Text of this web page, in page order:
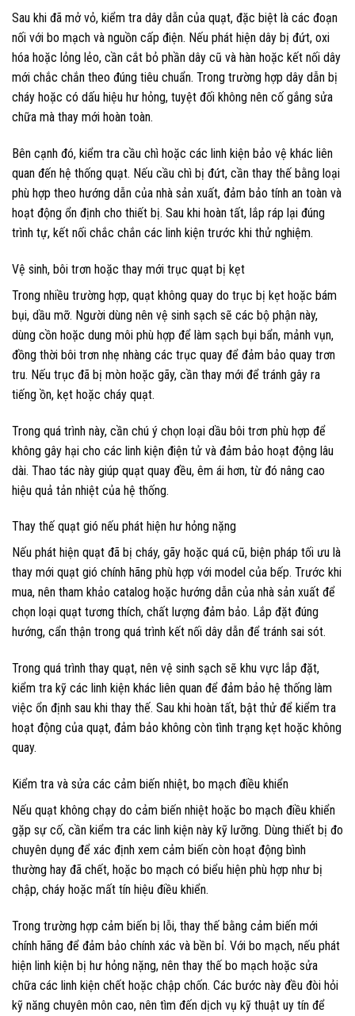
Sau khi đã mở vỏ, kiểm tra dây dẫn của quạt, đặc biệt là các đoạn
nối với bo mạch và nguồn cấp điện. Nếu phát hiện dây bị đứt, oxi
hóa hoặc lỏng lẻo, cần cắt bỏ phần dây cũ và hàn hoặc kết nối dây
mới chắc chắn theo đúng tiêu chuẩn. Trong trường hợp dây dẫn bị
cháy hoặc có dấu hiệu hư hỏng, tuyệt đối không nên cố gắng sửa
chữa mà thay mới hoàn toàn.
Bên cạnh đó, kiểm tra cầu chì hoặc các linh kiện bảo vệ khác liên
quan đến hệ thống quạt. Nếu cầu chì bị đứt, cần thay thế bằng loại
phù hợp theo hướng dẫn của nhà sản xuất, đảm bảo tính an toàn và
hoạt động ổn định cho thiết bị. Sau khi hoàn tất, lắp ráp lại đúng
trình tự, kết nối chắc chắn các linh kiện trước khi thử nghiệm.
Vệ sinh, bôi trơn hoặc thay mới trục quạt bị kẹt
Trong nhiều trường hợp, quạt không quay do trục bị kẹt hoặc bám
bụi, dầu mỡ. Người dùng nên vệ sinh sạch sẽ các bộ phận này,
dùng cồn hoặc dung môi phù hợp để làm sạch bụi bẩn, mảnh vụn,
đồng thời bôi trơn nhẹ nhàng các trục quay để đảm bảo quay trơn
tru. Nếu trục đã bị mòn hoặc gãy, cần thay mới để tránh gây ra
tiếng ồn, kẹt hoặc cháy quạt.
Trong quá trình này, cần chú ý chọn loại dầu bôi trơn phù hợp để
không gây hại cho các linh kiện điện tử và đảm bảo hoạt động lâu
dài. Thao tác này giúp quạt quay đều, êm ái hơn, từ đó nâng cao
hiệu quả tản nhiệt của hệ thống.
Thay thế quạt gió nếu phát hiện hư hỏng nặng
Nếu phát hiện quạt đã bị cháy, gãy hoặc quá cũ, biện pháp tối ưu là
thay mới quạt gió chính hãng phù hợp với model của bếp. Trước khi
mua, nên tham khảo catalog hoặc hướng dẫn của nhà sản xuất để
chọn loại quạt tương thích, chất lượng đảm bảo. Lắp đặt đúng
hướng, cẩn thận trong quá trình kết nối dây dẫn để tránh sai sót.
Trong quá trình thay quạt, nên vệ sinh sạch sẽ khu vực lắp đặt,
kiểm tra kỹ các linh kiện khác liên quan để đảm bảo hệ thống làm
việc ổn định sau khi thay thế. Sau khi hoàn tất, bật thử để kiểm tra
hoạt động của quạt, đảm bảo không còn tình trạng kẹt hoặc không
quay.
Kiểm tra và sửa các cảm biến nhiệt, bo mạch điều khiển
Nếu quạt không chạy do cảm biến nhiệt hoặc bo mạch điều khiển
gặp sự cố, cần kiểm tra các linh kiện này kỹ lưỡng. Dùng thiết bị đo
chuyên dụng để xác định xem cảm biến còn hoạt động bình
thường hay đã chết, hoặc bo mạch có biểu hiện phù hợp như bị
chập, cháy hoặc mất tín hiệu điều khiển.
Trong trường hợp cảm biến bị lỗi, thay thế bằng cảm biến mới
chính hãng để đảm bảo chính xác và bền bỉ. Với bo mạch, nếu phát
hiện linh kiện bị hư hỏng nặng, nên thay thế bo mạch hoặc sửa
chữa các linh kiện chết hoặc chập chốn. Các bước này đều đòi hỏi
kỹ năng chuyên môn cao, nên tìm đến dịch vụ kỹ thuật uy tín để